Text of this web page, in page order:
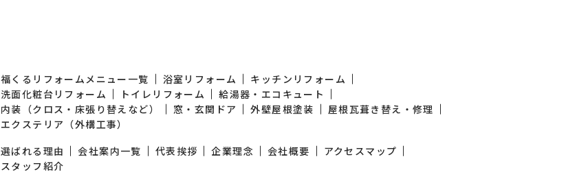
福くるリフォームメニュー一覧 浴室リフォーム
キッチンリフォーム
洗面化粧台リフォーム
トイレリフォーム
給湯器・エコキュート
内装（クロス・床張り替えなど）
窓・玄関ドア 外壁屋根塗装
屋根瓦葺き替え・修理
エクステリア（外構工事）
選ばれる理由 会社案内一覧 代表挨拶 企業理念 会社概要
アクセスマップ
スタッフ紹介